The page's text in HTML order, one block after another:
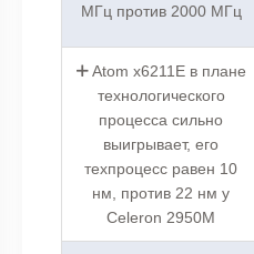
МГц против 2000 МГц
Atom x6211E в плане
технологического
процесса сильно
выигрывает, его
техпроцесс равен 10
нм, против 22 нм у
Celeron 2950M